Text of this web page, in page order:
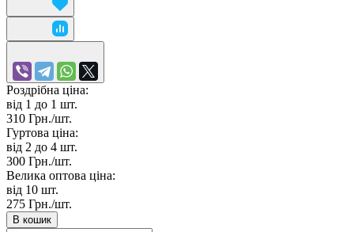
Роздрібна ціна:
від 1 до 1 шт.
310 Грн./шт.
Гуртова ціна:
від 2 до 4 шт.
300 Грн./шт.
Велика оптова ціна:
від 10 шт.
275 Грн./шт.
В кошик